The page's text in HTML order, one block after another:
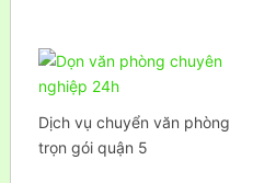
Dịch vụ chuyển văn phòng
trọn gói quận 5